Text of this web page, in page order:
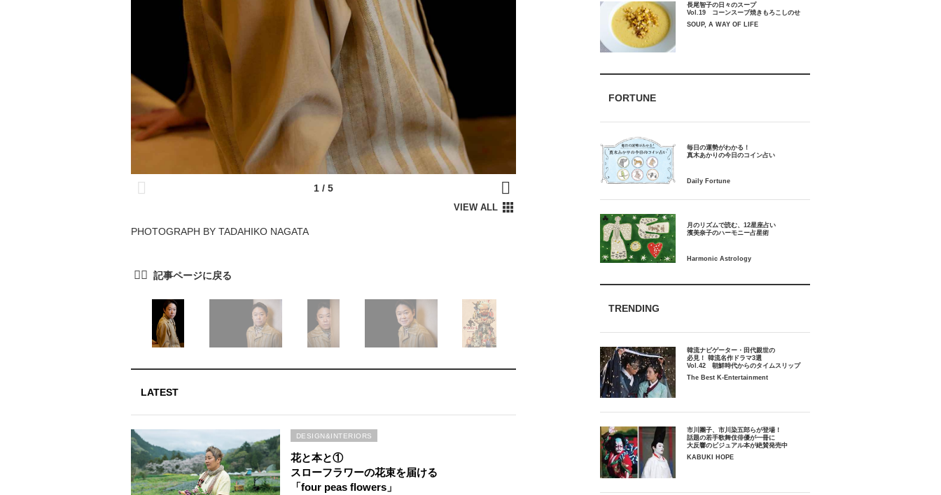
PHOTOGRAPH BY TADAHIKO NAGATA
LATEST
花と本と①
スローフラワーの花束を届ける
「four peas flowers」
DESIGN&INTERIORS
長尾智子の日々のスープ
Vol.19 コーンスープ焼きもろこしのせ
SOUP, A WAY OF LIFE
FORTUNE
毎日の運勢がわかる！
月のリズムで読む、12星座占い
TRENDING
韓流ナビゲーター・田代親世の
必見！ 韓流名作ドラマ3選
Vol.42 朝鮮時代からのタイムスリップ
The Best K-Entertainment
市川團子、市川染五郎らが登場！
話題の若手歌舞伎俳優が一冊に
大反響のビジュアル本が絶賛発売中
KABUKI HOPE